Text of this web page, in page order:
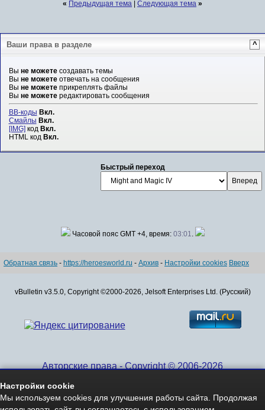
« Предыдущая тема Следующая тема »
Ваши права в разделе ^
Вы не можетесоздавать темы
Вы не можетеотвечать на сообщения
Вы не можетеприкреплять файлы
Вы не можетередактировать сообщения
BB-коды Вкл.
Смайлы Вкл.
[IMG]код Вкл.
HTML код Вкл.
Быстрый переход
Часовой пояс GMT +4, время: 03:01.
Обратная связь - https://heroesworld.ru - Архив - Настройки cookies Вверх
vBulletin v3.5.0, Copyright ©2000-2026, Jelsoft Enterprises Ltd. (Русский)
Авторские права - Copyright © 2006-2026
Настройки cookie
Мы используем cookies для улучшения работы сайта. Продолжая